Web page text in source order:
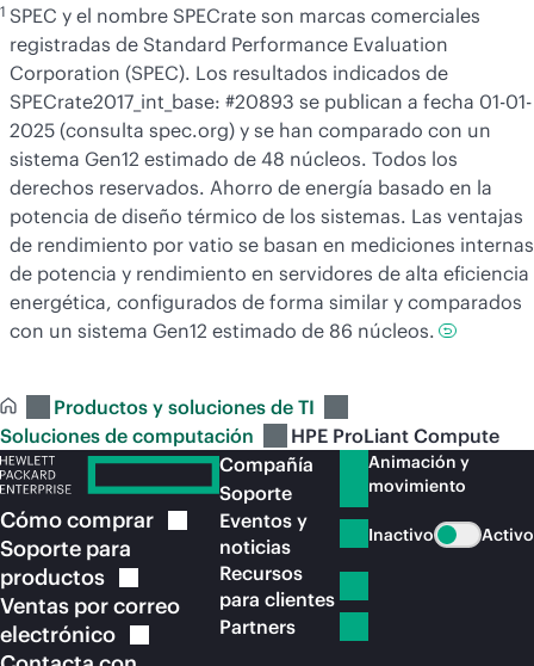
1 SPEC y el nombre SPECrate son marcas comerciales
registradas de Standard Performance Evaluation
Corporation (SPEC). Los resultados indicados de
SPECrate2017_int_base: #20893 se publican a fecha 01-01-
2025 (consulta spec.org) y se han comparado con un
sistema Gen12 estimado de 48 núcleos. Todos los
derechos reservados. Ahorro de energía basado en la
potencia de diseño térmico de los sistemas. Las ventajas
de rendimiento por vatio se basan en mediciones internas
de potencia y rendimiento en servidores de alta eficiencia
energética, configurados de forma similar y comparados
con un sistema Gen12 estimado de 86 núcleos.
Productos y soluciones de TI
Soluciones de computación
HPE ProLiant Compute
Cómocomprar
Soporte para
productos
Ventas por correo
electrónico
Compañía
Soporte
Eventos y
noticias
Recursos
para clientes
Partners
Animación y
movimiento
Inactivo Activo